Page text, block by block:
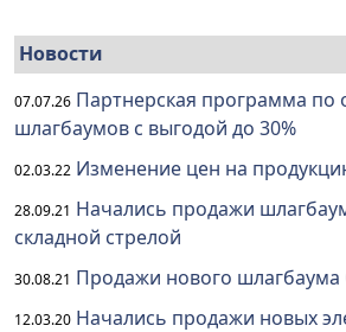
Новости
07.07.26 Партнерская программа по
шлагбаумов с выгодой до 30%
02.03.22 Изменение цен на
28.09.21 Начались продажи
складной стрелой
30.08.21 Продажи нового шлагбаума
12.03.20 Начались продажи новых